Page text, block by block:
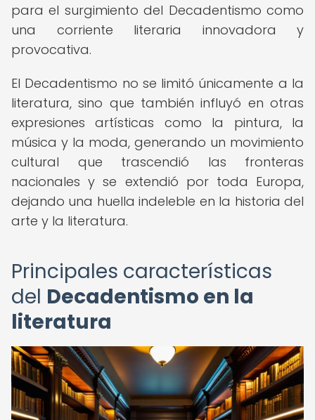
para el surgimiento del Decadentismo como
una corriente literaria innovadora y
provocativa.
El Decadentismo no se limitó únicamente a la
literatura, sino que también influyó en otras
expresiones artísticas como la pintura, la
música y la moda, generando un movimiento
cultural que trascendió las fronteras
nacionales y se extendió por toda Europa,
dejando una huella indeleble en la historia del
arte y la literatura.
Principales características
del Decadentismo en la
literatura